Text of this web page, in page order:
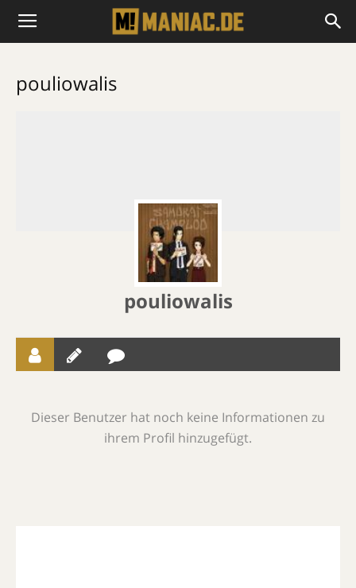
pouliowalis
pouliowalis
Dieser Benutzer hat noch keine Informationen zu
ihrem Profil hinzugefügt.